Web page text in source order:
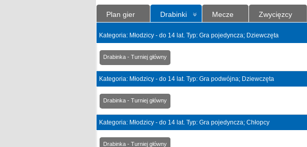
Plan gier Drabinki Mecze Zwycięzcy
Kategoria: Młodzicy - do 14 lat. Typ: Gra pojedyncza; Dziewczęta
Drabinka - Turniej główny
Kategoria: Młodzicy - do 14 lat. Typ: Gra podwójna; Dziewczęta
Drabinka - Turniej główny
Kategoria: Młodzicy - do 14 lat. Typ: Gra pojedyncza; Chłopcy
Drabinka - Turniej główny